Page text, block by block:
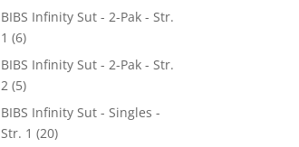
BIBS Infinity Sut - 2-Pak - Str.
1 (6)
BIBS Infinity Sut - 2-Pak - Str.
2 (5)
BIBS Infinity Sut - Singles -
Str. 1 (20)